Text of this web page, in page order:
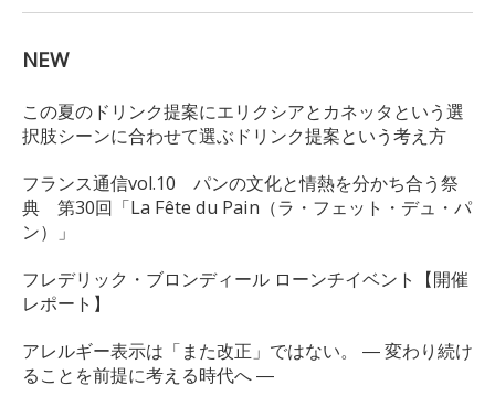
NEW
この夏のドリンク提案にエリクシアとカネッタという選
択肢シーンに合わせて選ぶドリンク提案という考え方
フランス通信vol.10 パンの文化と情熱を分かち合う祭
典 第30回「La Fête du Pain（ラ・フェット・デュ・パ
ン）」
フレデリック・ブロンディール ローンチイベント【開催
レポート】
アレルギー表示は「また改正」ではない。 ― 変わり続け
ることを前提に考える時代へ ―